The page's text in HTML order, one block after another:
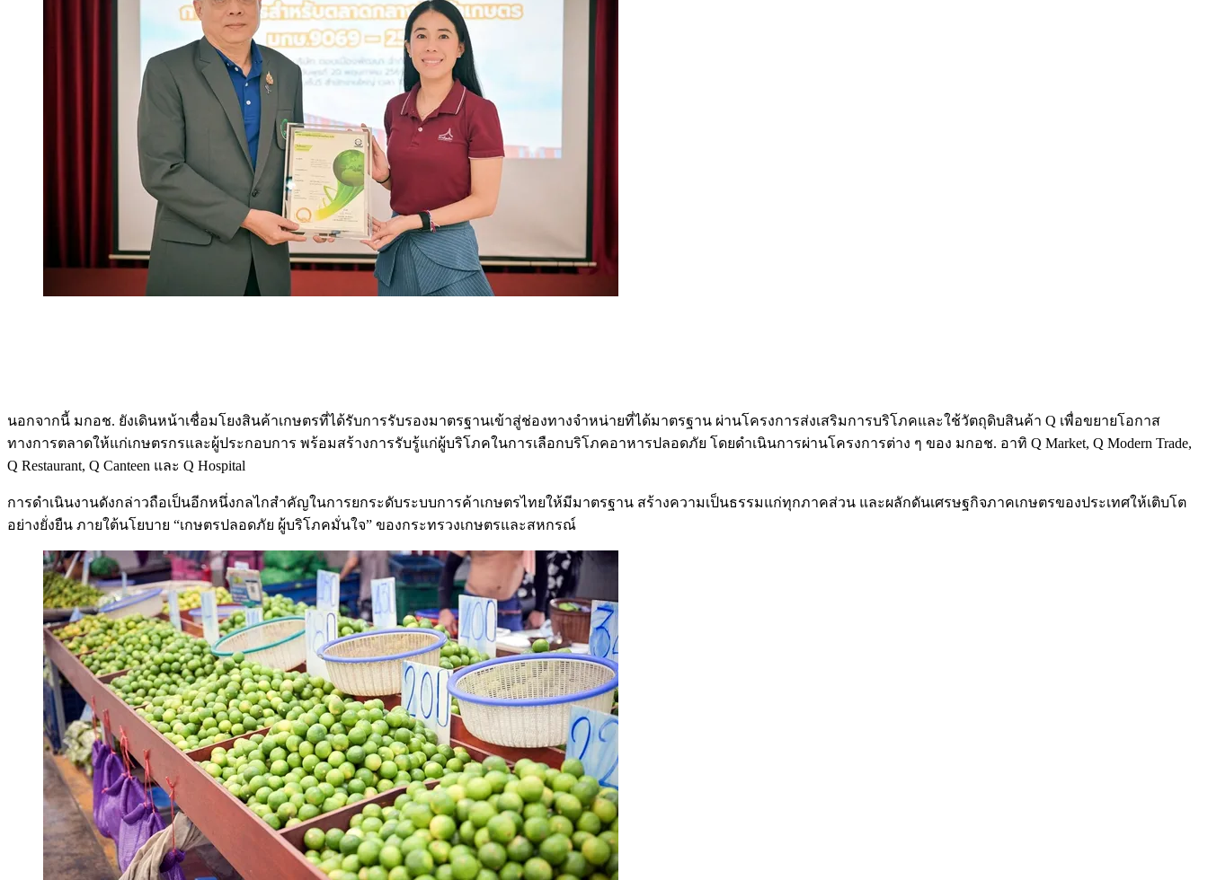
นอกจากนี้ มกอช. ยังเดินหน้าเชื่อมโยงสินค้าเกษตรที่ได้รับการรับรองมาตรฐานเข้าสู่ช่องทางจำหน่ายที่ได้มาตรฐาน ผ่านโครงการส่งเสริมการบริโภคและใช้วัตถุดิบสินค้า Q เพื่อขยายโอกาส
ทางการตลาดให้แก่เกษตรกรและผู้ประกอบการ พร้อมสร้างการรับรู้แก่ผู้บริโภคในการเลือกบริโภคอาหารปลอดภัย โดยดำเนินการผ่านโครงการต่าง ๆ ของ มกอช. อาทิ Q Market, Q Modern Trade,
Q Restaurant, Q Canteen และ Q Hospital
การดำเนินงานดังกล่าวถือเป็นอีกหนึ่งกลไกสำคัญในการยกระดับระบบการค้าเกษตรไทยให้มีมาตรฐาน สร้างความเป็นธรรมแก่ทุกภาคส่วน และผลักดันเศรษฐกิจภาคเกษตรของประเทศให้เติบโต
อย่างยั่งยืน ภายใต้นโยบาย “เกษตรปลอดภัย ผู้บริโภคมั่นใจ” ของกระทรวงเกษตรและสหกรณ์